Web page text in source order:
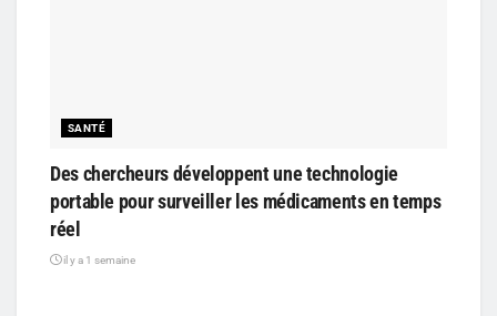
SANTÉ
Des chercheurs développent une technologie
portable pour surveiller les médicaments en temps
réel
il y a 1 semaine